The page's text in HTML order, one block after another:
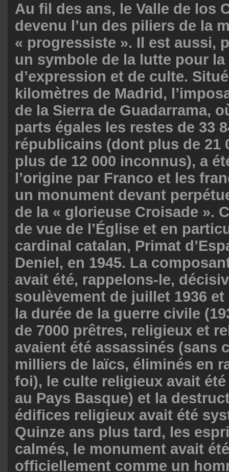
Au fil des ans, le Valle de los
devenu l’un des piliers de la
« progressiste ». Il est aussi,
un symbole de la lutte pour
d’expression et de culte.
kilomètres de Madrid,
de la Sierra de Guadarrama,
parts égales les restes de 33
républicains (dont plus de 21
plus de 12 000 inconnus), a
l’origine par Franco et les
un monument devant
de la « glorieuse Croisade ».
de vue de l’Église et en
cardinal catalan, Primat
Deniel, en 1945. La
avait été, rappelons-le,
soulèvement de juillet 1936
la durée de la guerre civile
de 7000 prêtres, religieux et
avaient été assassinés (sans
milliers de laïcs, éliminés en
foi), le culte religieux avait
au Pays Basque) et la
édifices religieux avait été
Quinze ans plus tard, les
calmés, le monument avait
officiellement comme un